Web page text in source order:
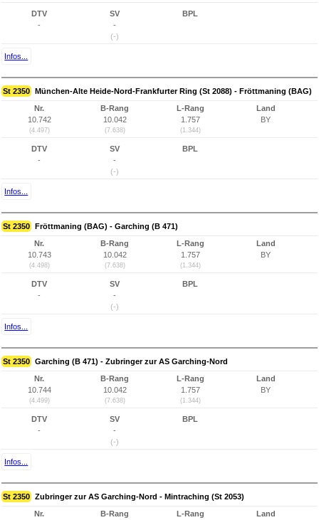
DTV
-
SV
-
(-)
BPL
Infos...
St 2350 München-Alte Heide-Nord-Frankfurter Ring (St 2088) - Fröttmaning (BAG)
Nr.
10.742
(4.497)
B-Rang
10.042
(7.638)
L-Rang
1.757
(1.344)
Land
BY
DTV
-
SV
-
(-)
BPL
Infos...
St 2350 Fröttmaning (BAG) - Garching (B 471)
Nr.
10.743
(4.498)
B-Rang
10.042
(7.638)
L-Rang
1.757
(1.344)
Land
BY
DTV
-
SV
-
(-)
BPL
Infos...
St 2350 Garching (B 471) - Zubringer zur AS Garching-Nord
Nr.
10.744
(4.499)
B-Rang
10.042
(7.638)
L-Rang
1.757
(1.344)
Land
BY
DTV
-
SV
-
(-)
BPL
Infos...
St 2350 Zubringer zur AS Garching-Nord - Mintraching (St 2053)
Nr.
B-Rang
L-Rang
Land